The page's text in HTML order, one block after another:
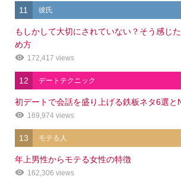
11 彼氏
もしかして大切にされていない？そう感じ
め方
172,417 views
12 デートテクニック
初デートで会話を盛り上げる鉄板ネタ6選と
169,974 views
13 モテる人
年上男性からモテる女性の特徴
162,306 views